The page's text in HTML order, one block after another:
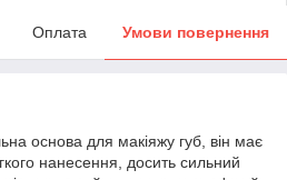
Оплата Умови повернення
основа для макіяжу губ, він має
нанесення, досить сильний